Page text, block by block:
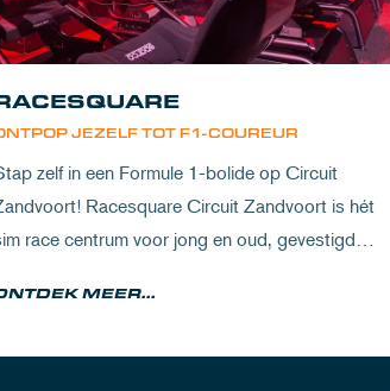
JEZELF TOT F1-COUREUR
zelf in een Formule 1-bolide op Circuit
Racesquare Circuit Zandvoort is hét
race centrum voor jong en oud, gevestigd
MEER...